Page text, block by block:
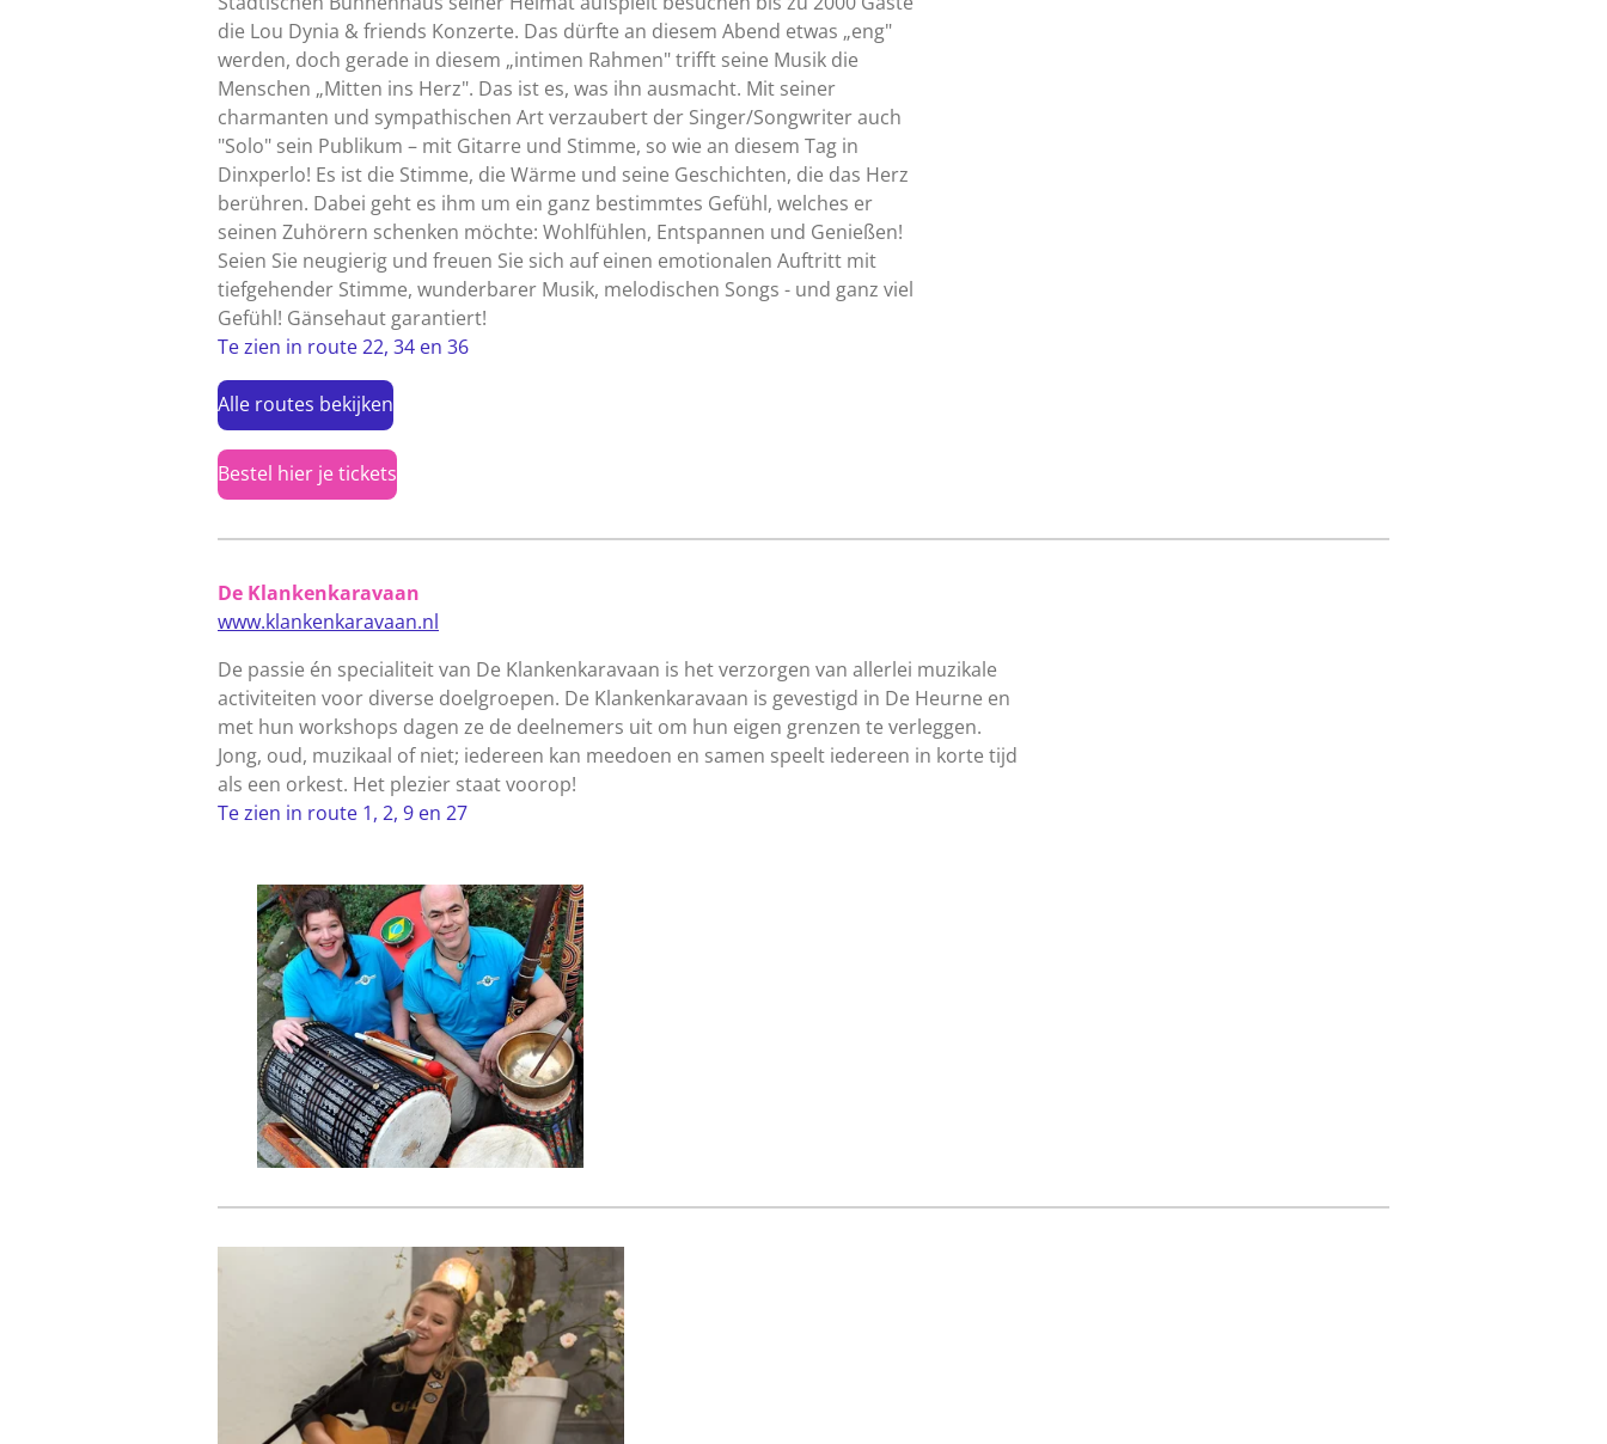
die Lou Dynia & friends Konzerte. Das dürfte an diesem Abend etwas „eng"
werden, doch gerade in diesem „intimen Rahmen" trifft seine Musik die
Menschen „Mitten ins Herz". Das ist es, was ihn ausmacht. Mit seiner
charmanten und sympathischen Art verzaubert der Singer/Songwriter auch
"Solo" sein Publikum – mit Gitarre und Stimme, so wie an diesem Tag in
Dinxperlo! Es ist die Stimme, die Wärme und seine Geschichten, die das Herz
berühren. Dabei geht es ihm um ein ganz bestimmtes Gefühl, welches er
seinen Zuhörern schenken möchte: Wohlfühlen, Entspannen und Genießen!
Seien Sie neugierig und freuen Sie sich auf einen emotionalen Auftritt mit
tiefgehender Stimme, wunderbarer Musik, melodischen Songs - und ganz viel
Gefühl! Gänsehaut garantiert!
Te zien in route 22, 34 en 36
Alle routes bekijken
Bestel hier je tickets
De Klankenkaravaan
www.klankenkaravaan.nl
De passie én specialiteit van De Klankenkaravaan is het verzorgen van allerlei muzikale
activiteiten voor diverse doelgroepen. De Klankenkaravaan is gevestigd in De Heurne en
met hun workshops dagen ze de deelnemers uit om hun eigen grenzen te verleggen.
Jong, oud, muzikaal of niet; iedereen kan meedoen en samen speelt iedereen in korte tijd
als een orkest. Het plezier staat voorop!
Te zien in route 1, 2, 9 en 27